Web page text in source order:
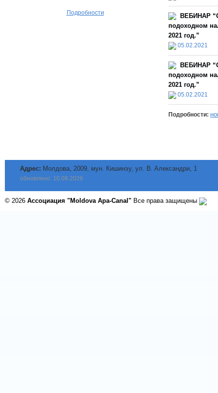
Подробности
ВЕБИНАР
подоходном
2021 год.”
05.02.2021
ВЕБИНАР
подоходном
2021 год.”
05.02.2021
Подробности:
Адрес: Молдова, 2009, мун. Кишинэу, ул. B. Aлександри, 1
обновлено: 10.08.2026
© 2026 Ассоциация "Moldova Apa-Canal" Все права защищены